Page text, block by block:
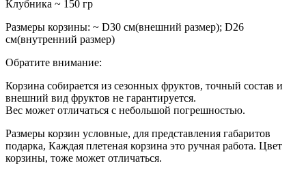
Клубника ~ 150 гр
Размеры корзины: ~ D30 см(внешний размер); D26
см(внутренний размер)
Обратите внимание:
Корзина собирается из сезонных фруктов, точный состав и
внешний вид фруктов не гарантируется.
Вес может отличаться с небольшой погрешностью.
Размеры корзин условные, для представления габаритов
подарка, Каждая плетеная корзина это ручная работа. Цвет
корзины, тоже может отличаться.